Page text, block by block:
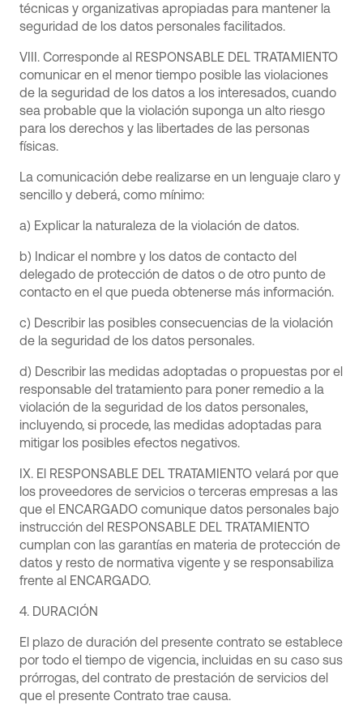
técnicas y organizativas apropiadas para mantener la
seguridad de los datos personales facilitados.
VIII. Corresponde al RESPONSABLE DEL TRATAMIENTO
comunicar en el menor tiempo posible las violaciones
de la seguridad de los datos a los interesados, cuando
sea probable que la violación suponga un alto riesgo
para los derechos y las libertades de las personas
físicas.
La comunicación debe realizarse en un lenguaje claro y
sencillo y deberá, como mínimo:
a) Explicar la naturaleza de la violación de datos.
b) Indicar el nombre y los datos de contacto del
delegado de protección de datos o de otro punto de
contacto en el que pueda obtenerse más información.
c) Describir las posibles consecuencias de la violación
de la seguridad de los datos personales.
d) Describir las medidas adoptadas o propuestas por el
responsable del tratamiento para poner remedio a la
violación de la seguridad de los datos personales,
incluyendo, si procede, las medidas adoptadas para
mitigar los posibles efectos negativos.
IX. El RESPONSABLE DEL TRATAMIENTO velará por que
los proveedores de servicios o terceras empresas a las
que el ENCARGADO comunique datos personales bajo
instrucción del RESPONSABLE DEL TRATAMIENTO
cumplan con las garantías en materia de protección de
datos y resto de normativa vigente y se responsabiliza
frente al ENCARGADO.
4. DURACIÓN
El plazo de duración del presente contrato se establece
por todo el tiempo de vigencia, incluidas en su caso sus
prórrogas, del contrato de prestación de servicios del
que el presente Contrato trae causa.